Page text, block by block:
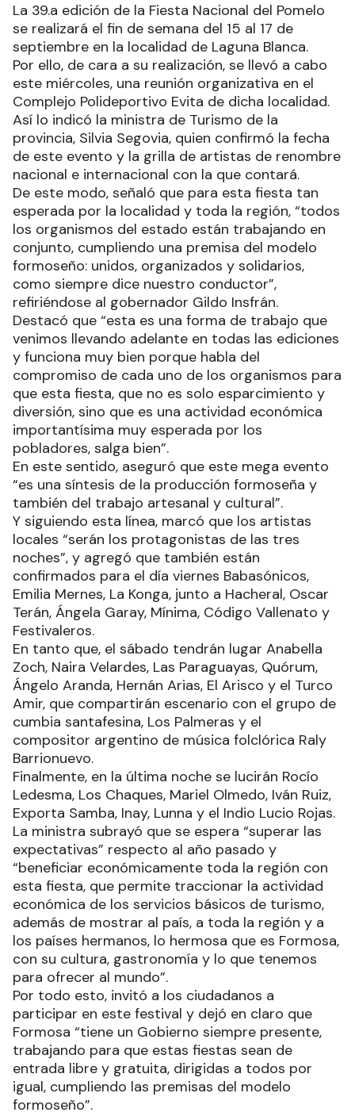
La 39.a edición de la Fiesta Nacional del Pomelo
se realizará el fin de semana del 15 al 17 de
septiembre en la localidad de Laguna Blanca.
Por ello, de cara a su realización, se llevó a cabo
este miércoles, una reunión organizativa en el
Complejo Polideportivo Evita de dicha localidad.
Así lo indicó la ministra de Turismo de la
provincia, Silvia Segovia, quien confirmó la fecha
de este evento y la grilla de artistas de renombre
nacional e internacional con la que contará.
De este modo, señaló que para esta fiesta tan
esperada por la localidad y toda la región, “todos
los organismos del estado están trabajando en
conjunto, cumpliendo una premisa del modelo
formoseño: unidos, organizados y solidarios,
como siempre dice nuestro conductor”,
refiriéndose al gobernador Gildo Insfrán.
Destacó que “esta es una forma de trabajo que
venimos llevando adelante en todas las ediciones
y funciona muy bien porque habla del
compromiso de cada uno de los organismos para
que esta fiesta, que no es solo esparcimiento y
diversión, sino que es una actividad económica
importantísima muy esperada por los
pobladores, salga bien”.
En este sentido, aseguró que este mega evento
“es una síntesis de la producción formoseña y
también del trabajo artesanal y cultural”.
Y siguiendo esta línea, marcó que los artistas
locales “serán los protagonistas de las tres
noches”, y agregó que también están
confirmados para el día viernes Babasónicos,
Emilia Mernes, La Konga, junto a Hacheral, Oscar
Terán, Ángela Garay, Mínima, Código Vallenato y
Festivaleros.
En tanto que, el sábado tendrán lugar Anabella
Zoch, Naira Velardes, Las Paraguayas, Quórum,
Ángelo Aranda, Hernán Arias, El Arisco y el Turco
Amir, que compartirán escenario con el grupo de
cumbia santafesina, Los Palmeras y el
compositor argentino de música folclórica Raly
Barrionuevo.
Finalmente, en la última noche se lucirán Rocío
Ledesma, Los Chaques, Mariel Olmedo, Iván Ruiz,
Exporta Samba, Inay, Lunna y el Indio Lucio Rojas.
La ministra subrayó que se espera “superar las
expectativas” respecto al año pasado y
“beneficiar económicamente toda la región con
esta fiesta, que permite traccionar la actividad
económica de los servicios básicos de turismo,
además de mostrar al país, a toda la región y a
los países hermanos, lo hermosa que es Formosa,
con su cultura, gastronomía y lo que tenemos
para ofrecer al mundo”.
Por todo esto, invitó a los ciudadanos a
participar en este festival y dejó en claro que
Formosa “tiene un Gobierno siempre presente,
trabajando para que estas fiestas sean de
entrada libre y gratuita, dirigidas a todos por
igual, cumpliendo las premisas del modelo
formoseño”.